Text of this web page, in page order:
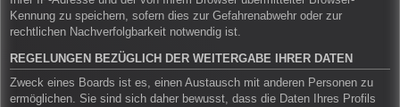
Kennung zu speichern, sofern dies zur Gefahrenabwehr oder zur
rechtlichen Nachverfolgbarkeit notwendig ist.
REGELUNGEN BEZÜGLICH DER WEITERGABE IHRER DATEN
Zweck eines Boards ist es, einen Austausch mit anderen Personen zu
ermöglichen. Sie sind sich daher bewusst, dass die Daten Ihres Profils